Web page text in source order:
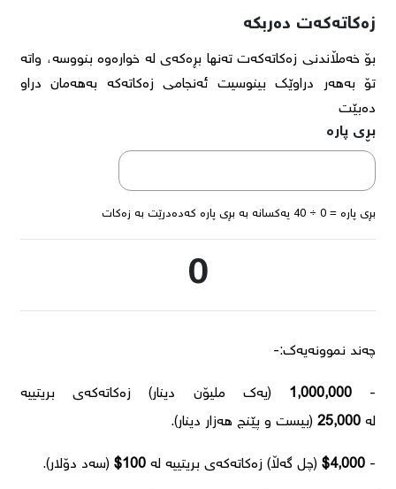
زەکاتەکەت دەربکە
بۆ خەمڵاندنی زەکاتەکەت تەنها بڕەکەی لە خوارەوە بنووسە، واتە
تۆ بەهەر دراوێک بینوسیت ئەنجامی زەکاتەکە بەهەمان دراو
دەبێت
بڕی پارە
بڕی پارە = 0 ÷ 40 یەکسانە بە بڕی پارە کەدەدرێت بە زەکات
0
چەند نموونەیەک:-
-
1,000,000 (یەک ملیۆن دینار) زەکاتەکەی بریتییە
لە 25,000 (بیست و پێنج هەزار دینار).
-
$4,000 (چل گەڵا) زەکاتەکەی بریتییە لە 100$ (سەد دۆلار).